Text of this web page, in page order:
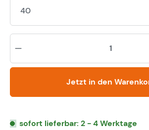
40
Jetzt in den
sofort lieferbar: 2 - 4 Werktage